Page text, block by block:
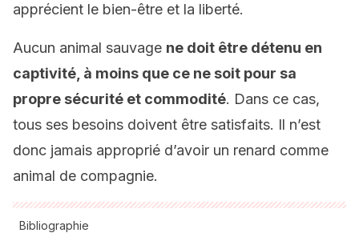
apprécient le bien-être et la liberté.
Aucun animal sauvage ne doit être détenu en
captivité, à moins que ce ne soit pour sa
propre sécurité et commodité. Dans ce cas,
tous ses besoins doivent être satisfaits. Il n’est
donc jamais approprié d’avoir un renard comme
animal de compagnie.
Bibliographie